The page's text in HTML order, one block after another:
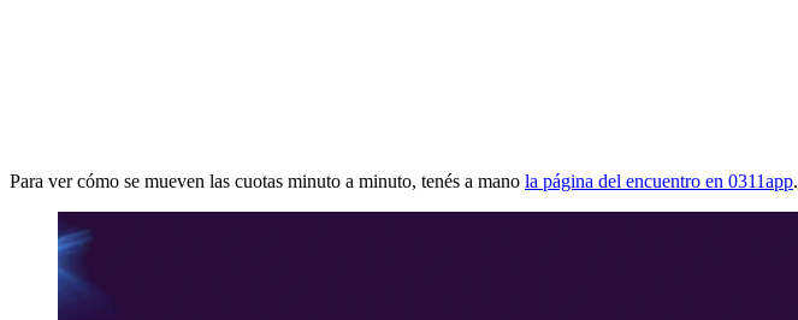
Para ver cómo se mueven las cuotas minuto a minuto, tenés a mano la página del encuentro en 0311app.